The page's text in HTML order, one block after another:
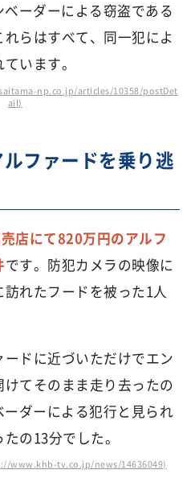
ーダーによる窃盗である
らはすべて、同一犯によ
います。
np.co.jp/articles/10358/postDet
ail)
ファードを乗り逃
店にて820万円のアルフ
です。防犯カメラの映像に
れたフードを被った1人
ドに近づいただけでエン
てそのまま走り去ったの
ダーによる犯行と見られ
の13分でした。
www.khb-tv.co.jp/news/14636049)